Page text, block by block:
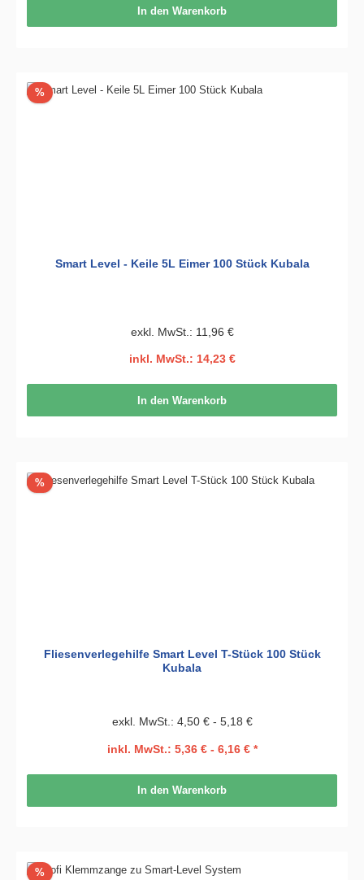
In den Warenkorb
%Rabatt
Smart Level - Keile 5L Eimer 100 Stück Kubala
exkl. MwSt.: 11,96 €
inkl. MwSt.: 14,23 €
In den Warenkorb
%Rabatt
Fliesenverlegehilfe Smart Level T-Stück 100 Stück
Kubala
exkl. MwSt.: 4,50 € - 5,18 €
inkl. MwSt.: 5,36 € - 6,16 € *
In den Warenkorb
%Rabatt